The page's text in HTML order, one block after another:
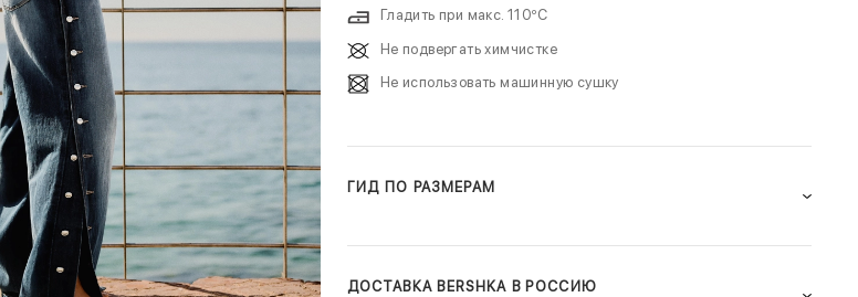
Гладить при макс. 110ºC
Не подвергать химчистке
Не использовать машинную сушку
ГИД ПО РАЗМЕРАМ
ДОСТАВКА BERSHKA В РОССИЮ